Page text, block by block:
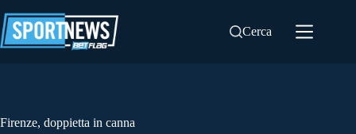
al
contenuto
Cerca
Firenze, doppietta in canna